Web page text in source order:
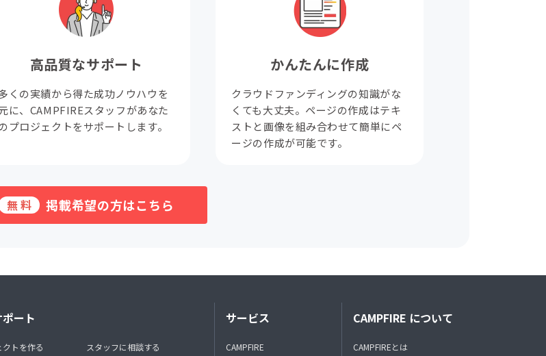
高品質なサポート
くの実績から得た成功ノウハウを
に、CAMPFIREスタッフがあなた
プロジェクトをサポートします。
かんたんに作成
クラウドファンディングの知識がな
くても大丈夫。ページの作成はテキ
ストと画像を組み合わせて簡単にペ
ージの作成が可能です。
無料 掲載希望の方はこちら
ート
クトを作る
スタッフに相談する
サービス
CAMPFIRE
CAMPFIRE について
CAMPFIREとは